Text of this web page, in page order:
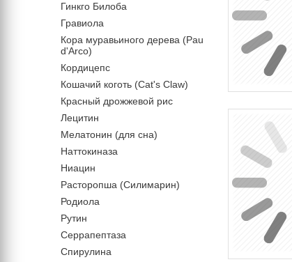
Гинкго Билоба
Гравиола
Кора муравьиного дерева (Pau
d'Arco)
Кордицепс
Кошачий коготь (Cat's Claw)
Красный дрожжевой рис
Лецитин
Мелатонин (для сна)
Наттокиназа
Ниацин
Расторопша (Силимарин)
Родиола
Рутин
Серрапептаза
Спирулина